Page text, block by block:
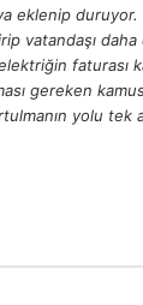
eklenip duruyor.
vatandaşı
faturası
gereken
yolu tek